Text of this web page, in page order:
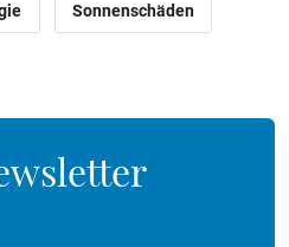
Sonnenschäden